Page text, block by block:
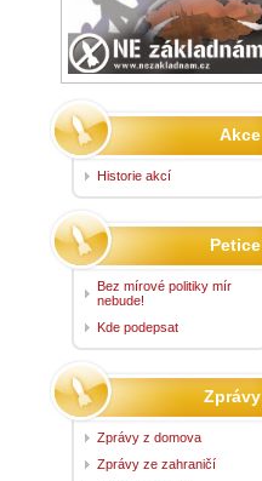
Akce
Historie akcí
Petice
Bez mírové politiky mír
nebude!
Kde podepsat
Zprávy
Zprávy z domova
Zprávy ze zahraničí